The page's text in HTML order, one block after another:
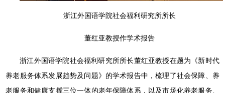
浙江外国语学院社会福利研究所所长
董红亚教授作学术报告
浙江外国语学院社会福利研究所所长董红亚教授在题为《新时代
养老服务体系发展趋势及问题》的学术报告中，梳理了社会保障、养
老服务和健康支撑三位一体的老年保障体系，以及市场化养老服务、